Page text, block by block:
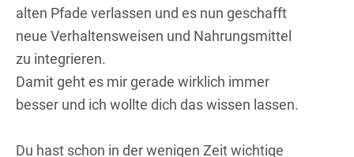
alten Pfade verlassen und es nun geschafft
neue Verhaltensweisen und Nahrungsmittel
zu integrieren.
Damit geht es mir gerade wirklich immer
besser und ich wollte dich das wissen lassen.
Du hast schon in der wenigen Zeit wichtige